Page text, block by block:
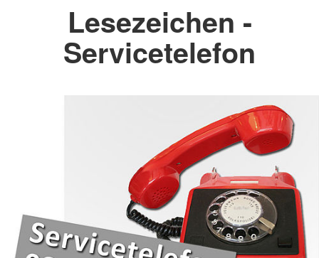
Lesezeichen -
Servicetelefon